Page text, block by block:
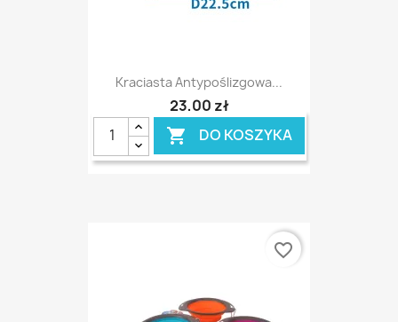
Kraciasta Antypoślizgowa...
23,00 zł
 DO KOSZYKA
favorite_border